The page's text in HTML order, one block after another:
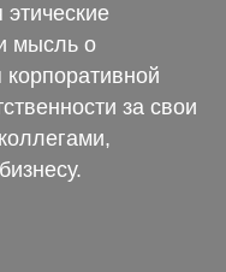
мысль о
за свои